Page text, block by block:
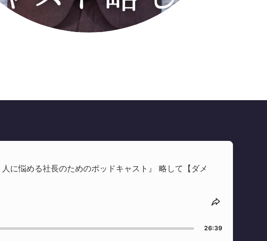
に悩める社長のためのポッドキャスト』 略して【ダメ
Share
Episode
26:39